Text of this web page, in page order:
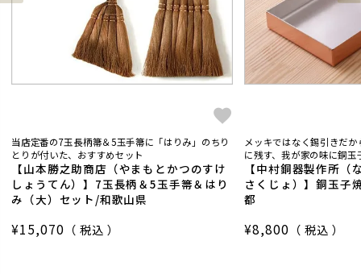
当店定番の7玉長柄箒＆5玉手箒に「はりみ」のちり
とりが付いた、おすすめセット
【山本勝之助商店（やまもとかつのすけ
しょうてん）】7玉長柄＆5玉手箒＆はり
み（大）セット/和歌山県
¥15,070 税込
メッキではなく錫引きだ
に残す、我が家の味に
【中村銅器製作所（
さくじょ）】銅玉
都
¥8,800 税込